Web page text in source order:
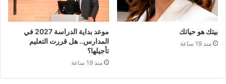
بيتك هو حياتك
منذ 19 ساعة
موعد بداية الدراسة 2027 في
المدارس.. هل قررت التعليم
تأجيلها؟
منذ 19 ساعة